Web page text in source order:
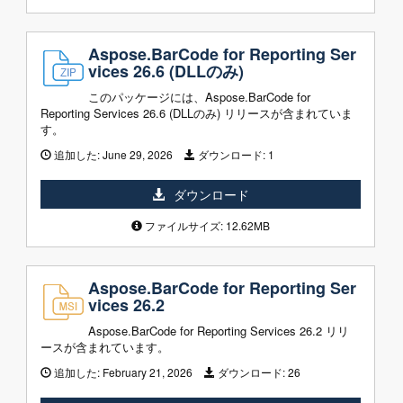
Aspose.BarCode for Reporting Ser
vices 26.6 (DLLのみ)
このパッケージには、Aspose.BarCode for
Reporting Services 26.6 (DLLのみ) リリースが含まれていま
す。
追加した:June 29, 2026 ダウンロード: 1
ダウンロード
ファイルサイズ: 12.62MB
Aspose.BarCode for Reporting Ser
vices 26.2
Aspose.BarCode for Reporting Services 26.2 リリ
ースが含まれています。
追加した: February 21, 2026 ダウンロード:26